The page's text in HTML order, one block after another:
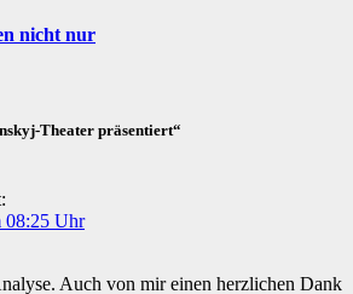
nicht nur
Theater präsentiert“
08:25 Uhr
Auch von mir einen herzlichen Dank